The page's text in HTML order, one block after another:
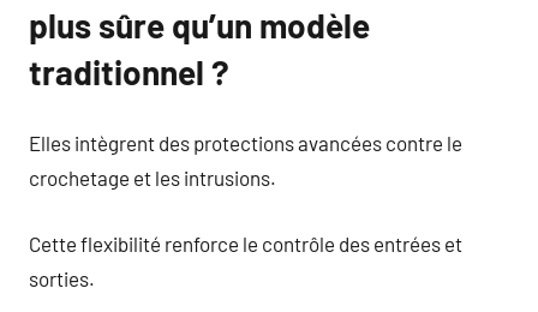
plus sûre qu’un modèle
traditionnel ?
Elles intègrent des protections avancées contre le
crochetage et les intrusions.
Cette flexibilité renforce le contrôle des entrées et
sorties.